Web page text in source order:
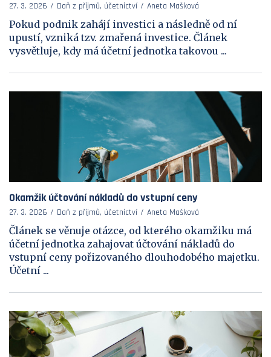
27. 3. 2026 Daň z příjmů, účetnictví Aneta Mašková
Pokud podnik zahájí investici a následně od ní
upustí, vzniká tzv. zmařená investice. Článek
vysvětluje, kdy má účetní jednotka takovou ...
Okamžik účtování nákladů do vstupní ceny
27. 3. 2026 Daň z příjmů, účetnictví Aneta Mašková
Článek se věnuje otázce, od kterého okamžiku má
účetní jednotka zahajovat účtování nákladů do
vstupní ceny pořizovaného dlouhodobého majetku.
Účetní ...